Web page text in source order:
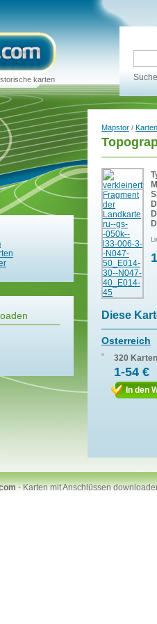
karten
Mapstor /
Diese
Osterreich
320 Karten
1-54 €
In den
-Karten mit Anschlüssen